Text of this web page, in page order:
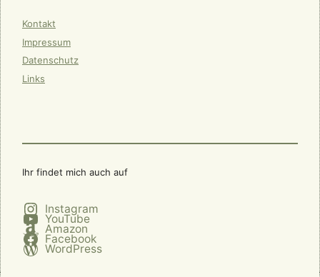
Kontakt
Impressum
Datenschutz
Links
Ihr findet mich auch auf
Instagram
YouTube
Amazon
Facebook
WordPress